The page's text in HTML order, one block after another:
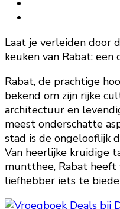
Laat je verleiden door
keuken van Rabat: een
Rabat, de prachtige
bekend om zijn rijke
architectuur en
meest onderschatte
stad is de ongelooflijk
Van heerlijke kruidige
muntthee, Rabat heeft
liefhebber iets te